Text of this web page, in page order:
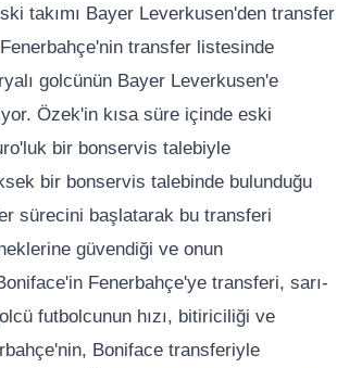
takımı Bayer Leverkusen'den transfer
transfer listesinde
golcünün Bayer Leverkusen'e
Özek'in kısa süre içinde eski
bir bonservis talebiyle
bir bonservis talebinde bulunduğu
sürecini başlatarak bu transferi
güvendiği ve onun
Fenerbahçe'ye transferi, sarı-
futbolcunun hızı, bitiriciliği ve
Boniface transferiyle